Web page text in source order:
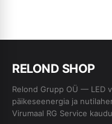
RELOND SHOP
Relond Grupp OÜ — LED
päikeseenergia ja
Virumaal RG Service